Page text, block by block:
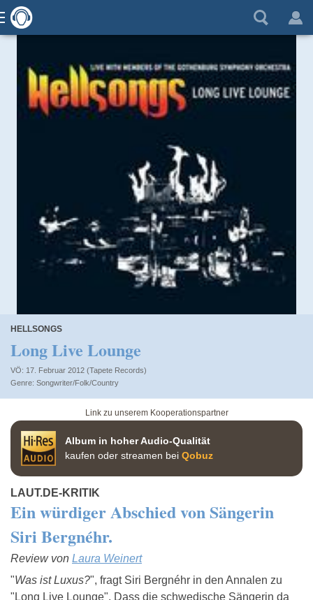
HELLSONGS
Long Live Lounge
VÖ: 17. Februar 2012 (Tapete Records)
Songwriter/Folk/Country
Link zu unserem Kooperationspartner
Album in hoher Audio-Qualität
kaufen oder streamen bei Qobuz
LAUT.DE-KRITIK
Ein würdiger Abschied von Sängerin
Siri Bergnéhr.
Review von Laura Weinert
"Was ist Luxus?", fragt Siri Bergnéhr in den Annalen zu
"Long Live Lounge". Dass die schwedische Sängerin da